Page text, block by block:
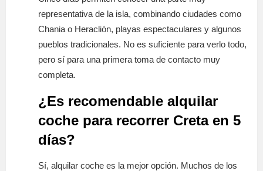
representativa de la isla, combinando ciudades como
Chania o Heraclión, playas espectaculares y algunos
pueblos tradicionales. No es suficiente para verlo todo,
pero sí para una primera toma de contacto muy
completa.
¿Es recomendable alquilar
coche para recorrer Creta en 5
días?
Sí, alquilar coche es la mejor opción. Muchos de los